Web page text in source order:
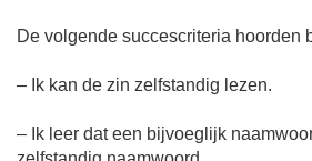
De volgende succescriteria hoorden
– Ik kan de zin zelfstandig lezen.
– Ik leer dat een bijvoeglijk